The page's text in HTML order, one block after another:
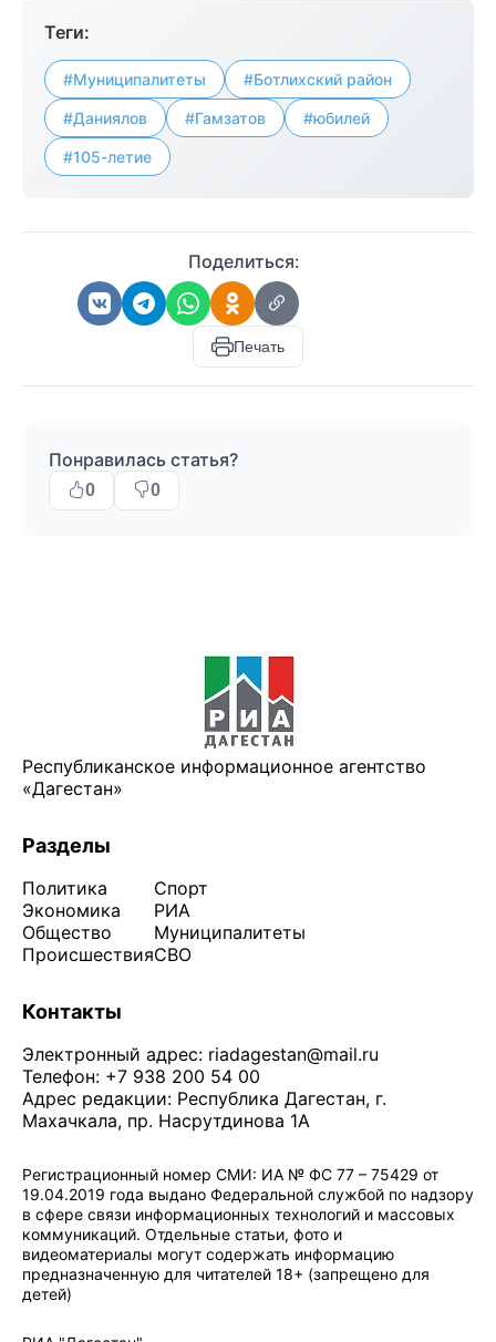
Теги:
#Муниципалитеты #Ботлихский район
#Даниялов #Гамзатов #юбилей
#105-летие
Поделиться:
Печать
Понравилась статья?
0 0
Республиканское информационное агентство
«Дагестан»
Разделы
Политика
Экономика
Общество
Происшествия
Спорт
РИА
Муниципалитеты
СВО
Контакты
Электронный адрес: riadagestan@mail.ru
Телефон: +7 938 200 54 00
Адрес редакции: Республика Дагестан, г.
Махачкала, пр. Насрутдинова 1А
Регистрационный номер СМИ: ИА № ФС 77 – 75429 от
19.04.2019 года выдано Федеральной службой по надзору
в сфере связи информационных технологий и массовых
коммуникаций. Отдельные статьи, фото и
видеоматериалы могут содержать информацию
предназначенную для читателей 18+ (запрещено для
детей)